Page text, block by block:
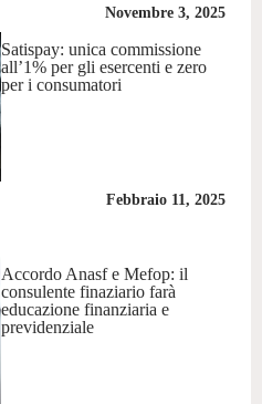
Novembre 3, 2025
Satispay: unica commissione
all’1% per gli esercenti e zero
per i consumatori
Febbraio 11, 2025
Accordo Anasf e Mefop: il
consulente finaziario farà
educazione finanziaria e
previdenziale